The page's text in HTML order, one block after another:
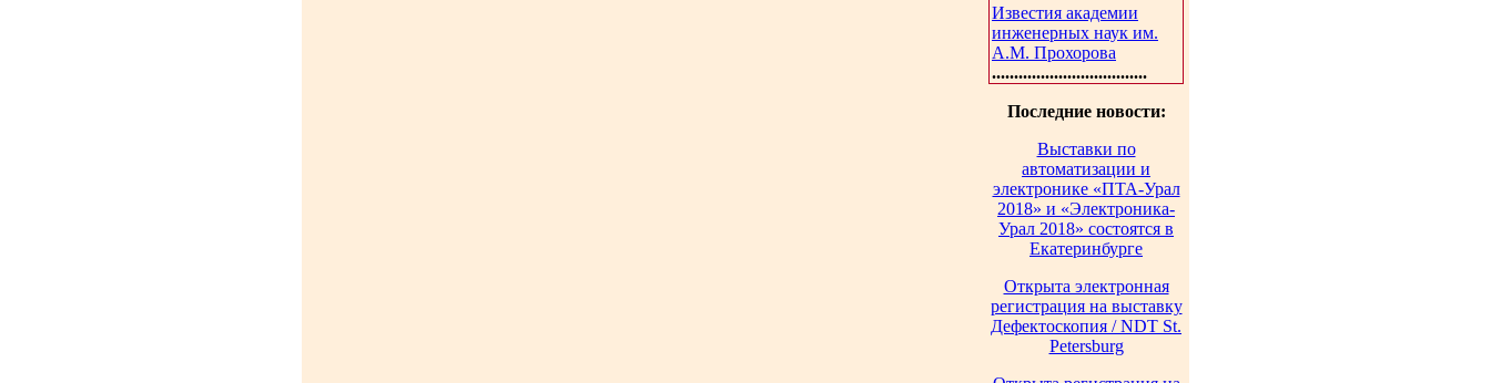
Известия академии
инженерных наук им.
А.М. Прохорова
...................................
Последние новости:
Выставки по
автоматизации и
электронике «ПТА-Урал
2018» и «Электроника-
Урал 2018» состоятся в
Екатеринбурге
Открыта электронная
регистрация на выставку
Дефектоскопия / NDT St.
Petersburg